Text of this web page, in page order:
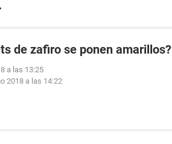
de zafiro se ponen amarillos?
a las 13:25
2018 a las 14:22